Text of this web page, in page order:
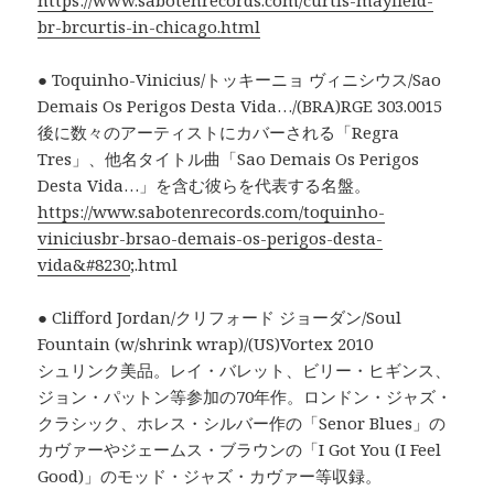
br-brcurtis-in-chicago.html
● Toquinho-Vinicius/トッキーニョ ヴィニシウス/Sao
Demais Os Perigos Desta Vida…/(BRA)RGE 303.0015
後に数々のアーティストにカバーされる「Regra
Tres」、他名タイトル曲「Sao Demais Os Perigos
Desta Vida…」を含む彼らを代表する名盤。
https://www.sabotenrecords.com/toquinho-
viniciusbr-brsao-demais-os-perigos-desta-
vida&#8230;.html
● Clifford Jordan/クリフォード ジョーダン/Soul
Fountain (w/shrink wrap)/(US)Vortex 2010
シュリンク美品。レイ・バレット、ビリー・ヒギンス、
ジョン・パットン等参加の70年作。ロンドン・ジャズ・
クラシック、ホレス・シルバー作の「Senor Blues」の
カヴァーやジェームス・ブラウンの「I Got You (I Feel
Good)」のモッド・ジャズ・カヴァー等収録。